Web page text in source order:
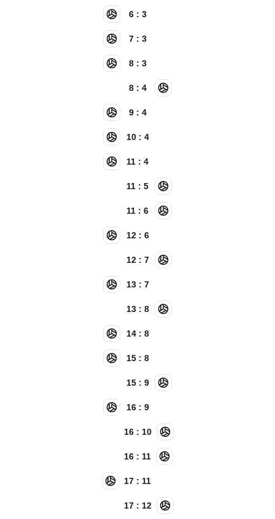
6 : 3
7 : 3
8 : 3
8 : 4
9 : 4
10 : 4
11 : 4
11 : 5
11 : 6
12 : 6
12 : 7
13 : 7
13 : 8
14 : 8
15 : 8
15 : 9
16 : 9
16 : 10
16 : 11
17 : 11
17 : 12